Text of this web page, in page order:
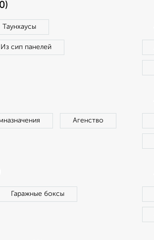
Таунхаусы
Из сип панелей
Агенство
Гаражные боксы